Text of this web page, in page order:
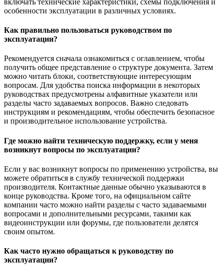
особенности эксплуатации в различных условиях.
Как правильно пользоваться руководством по
эксплуатации?
Рекомендуется сначала ознакомиться с оглавлением, чтобы
получить общее представление о структуре документа. Затем
можно читать блоки, соответствующие интересующим
вопросам. Для удобства поиска информации в некоторых
руководствах предусмотрены алфавитные указатели или
разделы часто задаваемых вопросов. Важно следовать
инструкциям и рекомендациям, чтобы обеспечить безопасное
и производительное использование устройства.
Где можно найти техническую поддержку, если у меня
возникнут вопросы по эксплуатации?
Если у вас возникнут вопросы по применению устройства, вы
можете обратиться в службу технической поддержки
производителя. Контактные данные обычно указываются в
конце руководства. Кроме того, на официальном сайте
компании часто можно найти разделы с часто задаваемыми
вопросами и дополнительными ресурсами, такими как
видеоинструкции или форумы, где пользователи делятся
своим опытом.
Как часто нужно обращаться к руководству по
эксплуатации?